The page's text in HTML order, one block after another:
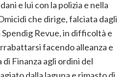
e lui con la polizia e nella
che dirige, falciata dagli
Revue, in difficoltà e
facendo alleanza e
di Finanza agli ordini del